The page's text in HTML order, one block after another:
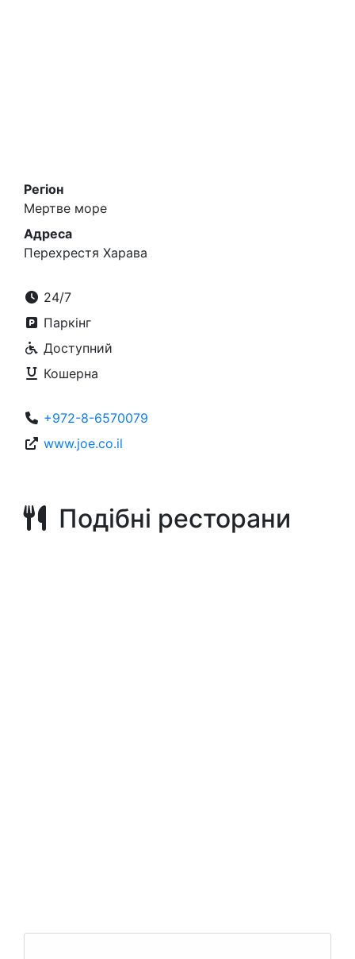
Регіон
Мертве море
Адреса
Перехрестя Харава
24/7
Паркінг
Доступний
Кошерна
+972-8-6570079
www.joe.co.il
Подібні ресторани